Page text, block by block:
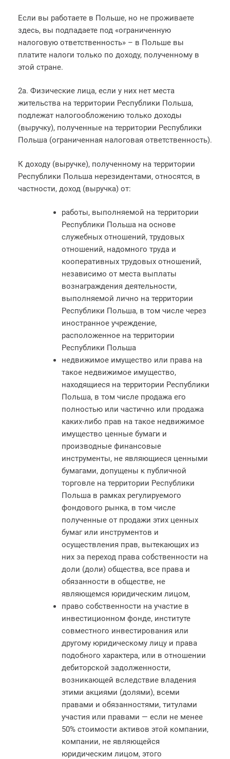
Если вы работаете в Польше, но не проживаете
здесь, вы подпадаете под «ограниченную
налоговую ответственность» – в Польше вы
платите налоги только по доходу, полученному в
этой стране.
2а. Физические лица, если у них нет места
жительства на территории Республики Польша,
подлежат налогообложению только доходы
(выручку), полученные на территории Республики
Польша (ограниченная налоговая ответственность).
К доходу (выручке), полученному на территории
Республики Польша нерезидентами, относятся, в
частности, доход (выручка) от:
работы, выполняемой на территории
Республики Польша на основе
служебных отношений, трудовых
отношений, надомного труда и
кооперативных трудовых отношений,
независимо от места выплаты
вознаграждения деятельности,
выполняемой лично на территории
Республики Польша, в том числе через
иностранное учреждение,
расположенное на территории
Республики Польша
недвижимое имущество или права на
такое недвижимое имущество,
находящиеся на территории Республики
Польша, в том числе продажа его
полностью или частично или продажа
каких-либо прав на такое недвижимое
имущество ценные бумаги и
производные финансовые
инструменты, не являющиеся ценными
бумагами, допущены к публичной
торговле на территории Республики
Польша в рамках регулируемого
фондового рынка, в том числе
полученные от продажи этих ценных
бумаг или инструментов и
осуществления прав, вытекающих из
них за переход права собственности на
доли (доли) общества, все права и
обязанности в обществе, не
являющемся юридическим лицом,
право собственности на участие в
инвестиционном фонде, институте
совместного инвестирования или
другому юридическому лицу и права
подобного характера, или в отношении
дебиторской задолженности,
возникающей вследствие владения
этими акциями (долями), всеми
правами и обязанностями, титулами
участия или правами — если не менее
50% стоимости активов этой компании,
компании, не являющейся
юридическим лицом, этого